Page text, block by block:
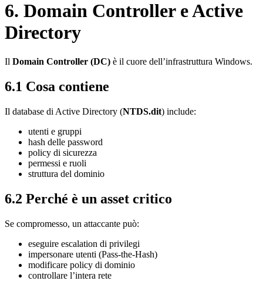
6. Domain Controller e Active
Directory
Il Domain Controller (DC) è il cuore dell’infrastruttura Windows.
6.1 Cosa contiene
Il database di Active Directory (NTDS.dit) include:
utenti e gruppi
hash delle password
policy di sicurezza
permessi e ruoli
struttura del dominio
6.2 Perché è un asset critico
Se compromesso, un attaccante può:
eseguire escalation di privilegi
impersonare utenti (Pass-the-Hash)
modificare policy di dominio
controllare l’intera rete